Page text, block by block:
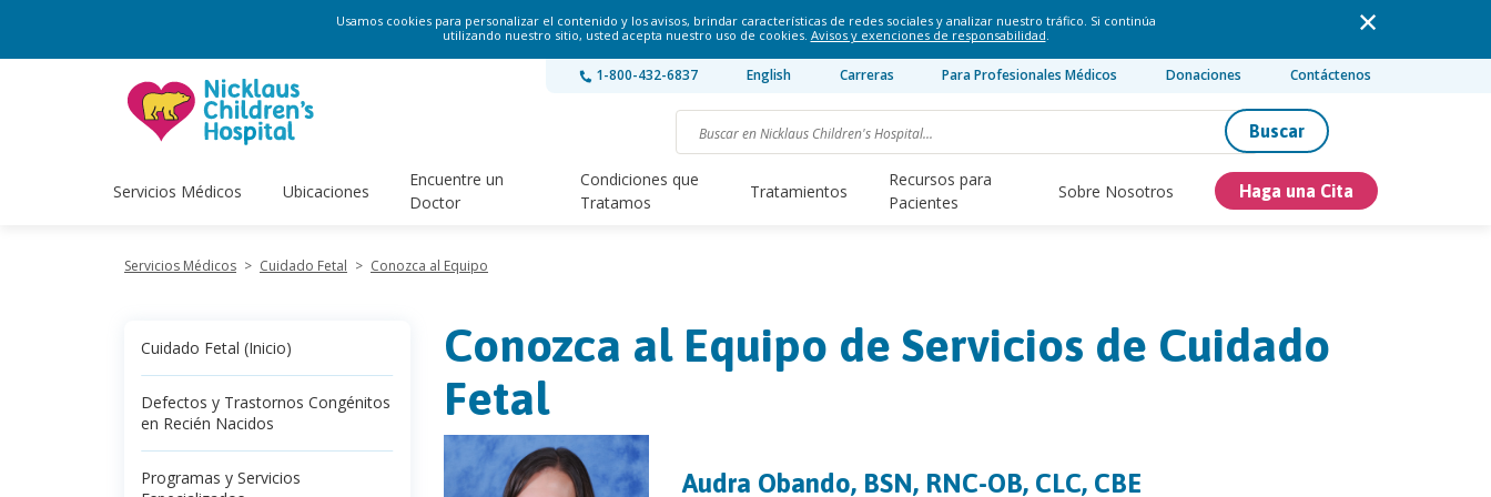
Usamos cookies para personalizar el contenido y los avisos, brindar características de redes sociales y analizar nuestro tráfico. Si continúa
utilizando nuestro sitio, usted acepta nuestro uso de cookies. Avisos y exenciones de responsabilidad.
1-800-432-6837 English Carreras Para Profesionales Médicos Donaciones Contáctenos
Buscar
Servicios Médicos Ubicaciones
Encuentre un
Doctor
Condiciones que
Tratamos
Tratamientos
Recursos para
Pacientes
Sobre Nosotros Haga una Cita
Servicios Médicos > Cuidado Fetal > Conozca al Equipo
Cuidado Fetal (Inicio)
Defectos y Trastornos Congénitos
en Recién Nacidos
Programas y Servicios
Conozca al Equipo de Servicios de Cuidado
Fetal
Audra Obando, BSN, RNC-OB, CLC, CBE